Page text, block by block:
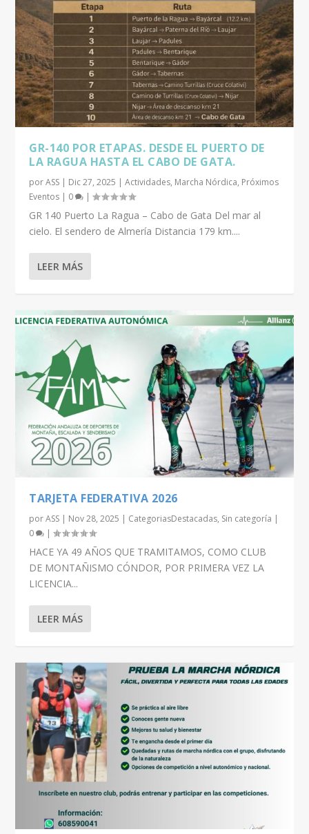
GR-140 POR ETAPAS. DESDE EL PUERTO DE
LA RAGUA HASTA EL CABO DE GATA.
porASS | Dic 27, 2025 |Actividades, Marcha Nórdica, Próximos
Eventos | 0 |
GR 140 Puerto La Ragua – Cabo de Gata Del mar al
cielo. El sendero de Almería Distancia 179 km....
LEER MÁS
TARJETA FEDERATIVA 2026
porASS | Nov 28, 2025 | CategoriasDestacadas, Sin categoría |
0
|
HACE YA 49 AÑOS QUE TRAMITAMOS, COMO CLUB
DE MONTAÑISMO CÓNDOR, POR PRIMERA VEZ LA
LICENCIA...
LEER MÁS